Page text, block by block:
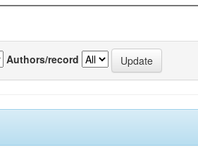
Authors/record